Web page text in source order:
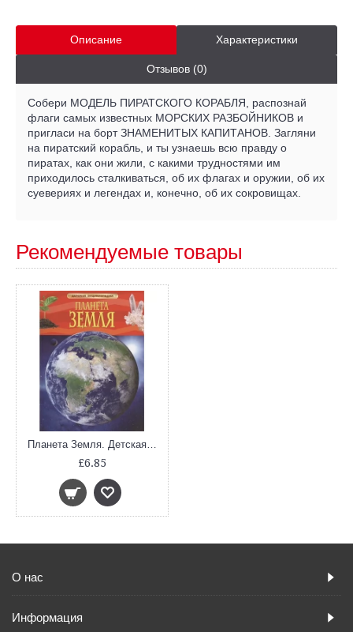
Описание Характеристики
Отзывов (0)
Собери МОДЕЛЬ ПИРАТСКОГО КОРАБЛЯ, распознай
флаги самых известных МОРСКИХ РАЗБОЙНИКОВ и
пригласи на борт ЗНАМЕНИТЫХ КАПИТАНОВ. Загляни
на пиратский корабль, и ты узнаешь всю правду о
пиратах, как они жили, с какими трудностями им
приходилось сталкиваться, об их флагах и оружии, об их
суевериях и легендах и, конечно, об их сокровищах.
Рекомендуемые товары
£6.85
О нас
Информация